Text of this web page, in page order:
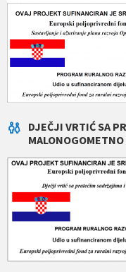
DJEČJI VRTIĆ SA